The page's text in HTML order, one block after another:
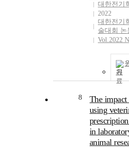
대한전기
2022
대한전기
술대회 논
Vol.2022
기
8
The
using
in
animal